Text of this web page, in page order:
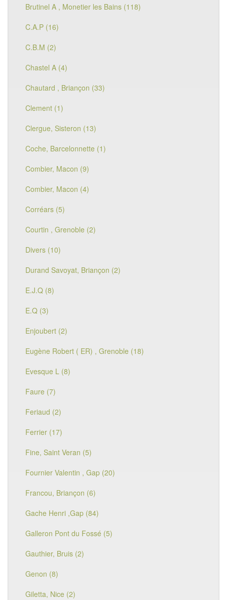
Brutinel A , Monetier les Bains (118)
C.A.P (16)
C.B.M (2)
Chastel A (4)
Chautard , Briançon (33)
Clement (1)
Clergue, Sisteron (13)
Coche, Barcelonnette (1)
Combier, Macon (9)
Combier, Macon (4)
Corréars (5)
Courtin , Grenoble (2)
Divers (10)
Durand Savoyat, Briançon (2)
E.J.Q (8)
E.Q (3)
Enjoubert (2)
Eugène Robert ( ER) , Grenoble (18)
Evesque L (8)
Faure (7)
Feriaud (2)
Ferrier (17)
Fine, Saint Veran (5)
Fournier Valentin , Gap (20)
Francou, Briançon (6)
Gache Henri ,Gap (84)
Galleron Pont du Fossé (5)
Gauthier, Bruis (2)
Genon (8)
Giletta, Nice (2)